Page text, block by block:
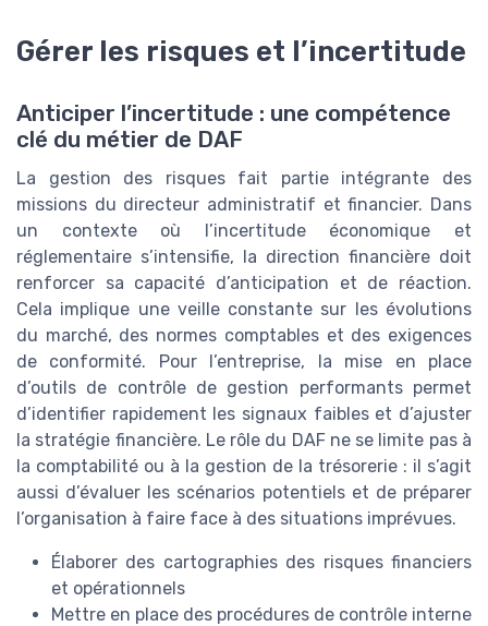
Gérer les risques et l’incertitude
Anticiper l’incertitude : une compétence
clé du métier de DAF
La gestion des risques fait partie intégrante des
missions du directeur administratif et financier. Dans
un contexte où l’incertitude économique et
réglementaire s’intensifie, la direction financière doit
renforcer sa capacité d’anticipation et de réaction.
Cela implique une veille constante sur les évolutions
du marché, des normes comptables et des exigences
de conformité. Pour l’entreprise, la mise en place
d’outils de contrôle de gestion performants permet
d’identifier rapidement les signaux faibles et d’ajuster
la stratégie financière. Le rôle du DAF ne se limite pas à
la comptabilité ou à la gestion de la trésorerie : il s’agit
aussi d’évaluer les scénarios potentiels et de préparer
l’organisation à faire face à des situations imprévues.
Élaborer des cartographies des risques financiers
et opérationnels
Mettre en place des procédures de contrôle interne